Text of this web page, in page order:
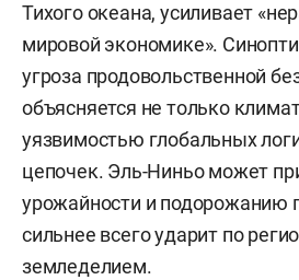
Тихого океана, усиливает
мировой экономике».
угроза продовольственной
объясняется не только
уязвимостью глобальных
цепочек. Эль-Ниньо может
урожайности и подорожанию
сильнее всего ударит по
земледелием.